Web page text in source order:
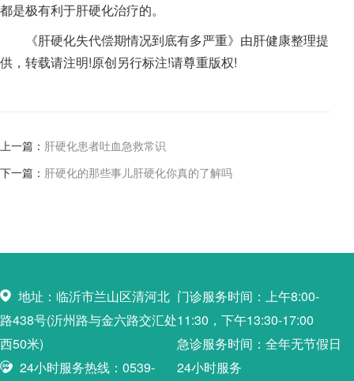
都是极有利于肝硬化治疗的。
《肝硬化失代偿期情况到底有多严重》由肝健康整理提
供，转载请注明!原创另行标注!请尊重版权!
上一篇： 肝硬化患者吐血急救常识
下一篇： 肝硬化的那些事儿肝硬化你真的了解吗
地址：临沂市兰山区清河北
路438号(沂州路与金六路交汇处
西50米)
24小时服务热线：0539-
门诊服务时间：上午8:00-
11:30，下午13:30-17:00
急诊服务时间：全年无节假日
24小时服务